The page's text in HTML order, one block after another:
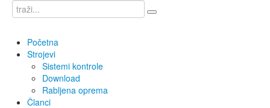
Početna
Strojevi
Sistemi kontrole
Download
Rabljena oprema
Članci